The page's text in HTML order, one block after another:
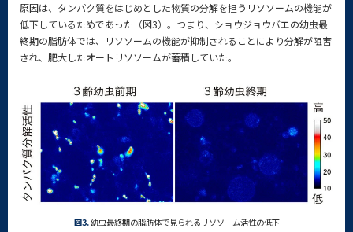
原因は、タンパク質をはじめとした物質の分解を担うリソソームの機能が
低下しているためであった（図3）。つまり、ショウジョウバエの幼虫最
終期の脂肪体では、リソソームの機能が抑制されることにより分解が阻害
され、肥大したオートリソソームが蓄積していた。
図3.幼虫最終期の脂肪体で見られるリソソーム活性の低下